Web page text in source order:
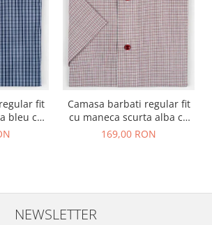
fit
bleu cu
2XL
Camasa barbati regular fit
cu maneca scurta alba cu
caro rosu si negru - 2XL
169,00 RON
NEWSLETTER